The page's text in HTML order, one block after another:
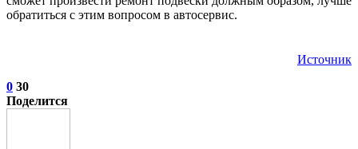
обратиться с этим вопросом в автосервис.
Источник
0 30
Поделится